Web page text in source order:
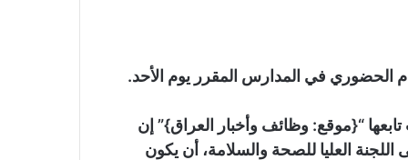
الحضوري في المدارس المقرر يوم الأحد.
“{موقع: وظائف وأخبار العراق}” إن
اللجنة العليا للصحة والسلامة، أن يكون